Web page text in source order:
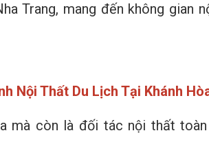
Trang, mang đến không gian
Nội Thất Du Lịch Tại Khánh
mà còn là đối tác nội thất